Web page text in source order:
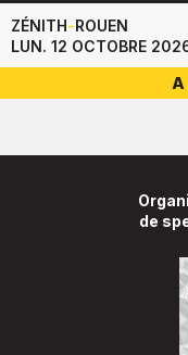
ZÉNITH-ROUEN
LUN. 12 OCTOBRE
A
de